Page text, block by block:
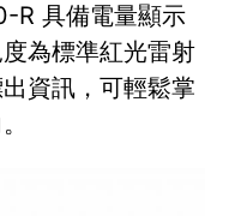
R 具備電量顯示
為標準紅光雷射
資訊，可輕鬆掌